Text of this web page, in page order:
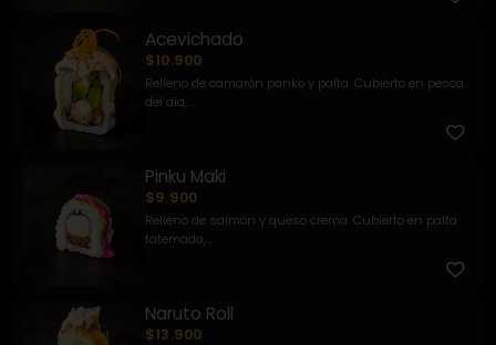
Acevichado
$10.900
Relleno de camarón panko y palta. Cubierto en pesca
del día,...
Pinku Maki
$9.900
Relleno de salmón y queso crema. Cubierto en palta
tatemada,...
Naruto Roll
$13.900